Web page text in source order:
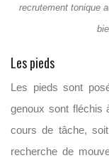
recrutement tonique
Les pieds
Les pieds sont
genoux sont fléchis
cours de tâche,
recherche de